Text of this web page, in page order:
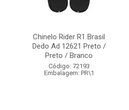
Chinelo Rider R1 Brasil
Dedo Ad 12621 Preto /
Preto / Branco
Código: 72193
Embalagem: PR\1